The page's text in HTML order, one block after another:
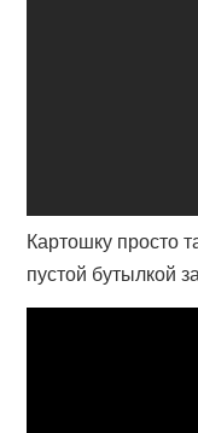
Картошку
пустой бутылкой